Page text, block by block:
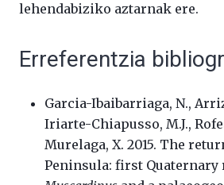
lehendabiziko aztarnak ere.
Erreferentzia
Garcia-Ibaibarriaga, N.,
Iriarte-Chiapusso, M.J.,
Murelaga, X. 2015. The
Peninsula: first Quaternary